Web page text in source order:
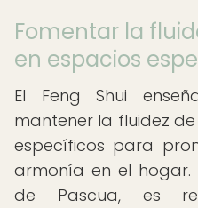
Fomentar la
en espacios
El Feng Shui
mantener la fluidez
específicos para
armonía en el hogar.
de Pascua, es